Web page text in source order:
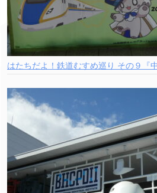
はたちだよ！鉄道むすめ巡り その９『